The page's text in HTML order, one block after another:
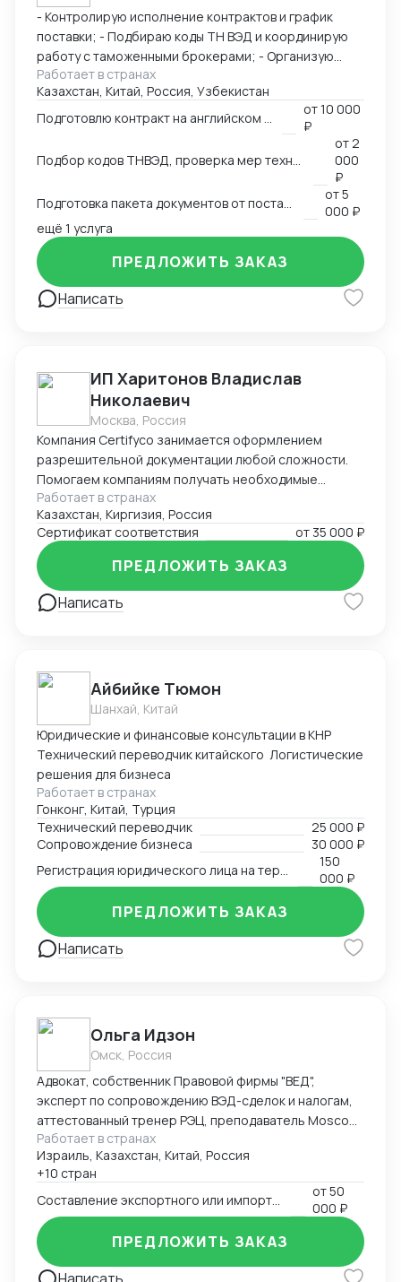
- Контролирую исполнение контрактов и график
поставки; - Подбираю коды ТН ВЭД и координирую
работу с таможенными брокерами; - Организую
сертификацию и взаимодействие с
аккредитованными органами; - Снижаю расходы за
счёт оптимизации логистики и правильного кода; -
Обеспечиваю юридическую чистоту сделок,
точность инвойсов, упаковочных листов, контрактов.
Работает в странах
Казахстан, Китай, Россия, Узбекистан
от10 000
₽
Подбор кодов ТНВЭД, проверка мер технического регулирования, запретов и ограничений
от2
000
₽
от5
000 ₽
ещё 1 услуга
Написать
ПРЕДЛОЖИТЬ ЗАКАЗ
ИП Харитонов Владислав
Николаевич
Москва, Россия
Компания Certifyco занимается оформлением
разрешительной документации любой сложности.
Помогаем компаниям получать необходимые
документы для импорта, экспорта, реализации
продукции. Решаем самые сложные задачи.
Работает в странах
Казахстан, Киргизия, Россия
Сертификат соответствия
от 35 000 ₽
Написать
ПРЕДЛОЖИТЬ ЗАКАЗ
Айбийке Тюмон
Шанхай, Китай
Юридические и финансовые консультации в КНР
Технический переводчик китайского Логистические
решения для бизнеса
Работает в странах
Гонконг, Китай, Турция
Технический переводчик
25 000 ₽
Сопровождение бизнеса
30 000 ₽
150
000 ₽
Написать
ПРЕДЛОЖИТЬ ЗАКАЗ
Ольга Идзон
Омск, Россия
Адвокат, собственник Правовой фирмы "ВЕД",
эксперт по сопровождению ВЭД-сделок и налогам,
аттестованный тренер РЭЦ, преподаватель Moscow
Digital School. Неоднократно признана одним из
лучших юристов по ВЭД рейтингом юристов России
Право.ру-300, Коммерсантъ. Деятельность фирмы
"ВЕД" по направлению ВЭД отмечена Forbes Legal.
Работает в странах
Израиль, Казахстан, Китай, Россия
+10 стран
от50
000 ₽
ПРЕДЛОЖИТЬ ЗАКАЗ